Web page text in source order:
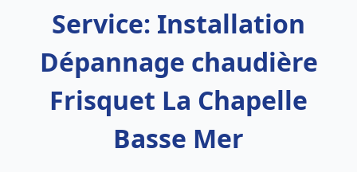
Service: Installation
Dépannage chaudière
Frisquet La Chapelle
Basse Mer